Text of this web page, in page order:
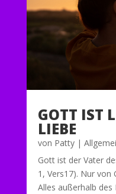
GOTT IST
LIEBE
von Patty|
Gott ist der Vater
1, Vers17). Nur von
Alles außerhalb